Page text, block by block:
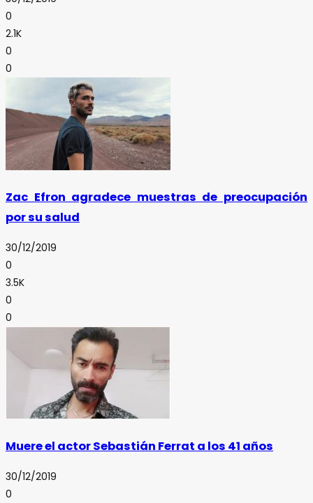
0
2.1K
0
0
Zac Efron agradece muestras de preocupación
por su salud
30/12/2019
0
3.5K
0
0
Muere el actor Sebastián Ferrat a los 41 años
30/12/2019
0